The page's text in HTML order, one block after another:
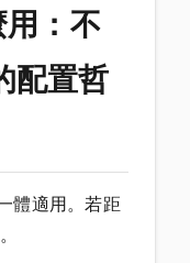
：不
配置哲
體適用。若距